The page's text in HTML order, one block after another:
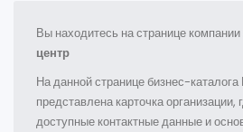
Вы находитесь на странице компании
центр
На данной странице бизнес-
представлена карточка
доступные контактные данные и